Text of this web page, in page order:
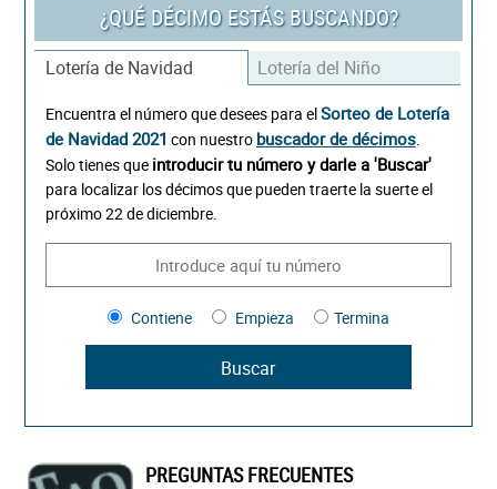
¿QUÉ DÉCIMO ESTÁS BUSCANDO?
Lotería de Navidad Lotería del Niño
Encuentra el número que desees para elSorteo de Lotería
de Navidad 2021 con nuestro buscador de décimos.
Solo tienes que introducir tu número y darle a 'Buscar'
para localizar los décimos que pueden traerte la suerte el
próximo 22 de diciembre.
Contiene Empieza Termina
PREGUNTAS FRECUENTES